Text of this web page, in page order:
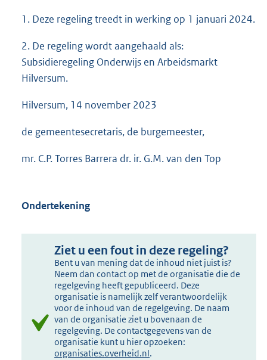
1. Deze regeling treedt in werking op 1 januari 2024.
2. De regeling wordt aangehaald als:
Subsidieregeling Onderwijs en Arbeidsmarkt
Hilversum.
Hilversum, 14 november 2023
de gemeentesecretaris, de burgemeester,
mr. C.P. Torres Barrera dr. ir. G.M. van den Top
Ondertekening
Ziet u een fout in deze regeling?
Bent u van mening dat de inhoud niet juist is?
Neem dan contact op met de organisatie die de
regelgeving heeft gepubliceerd. Deze
organisatie is namelijk zelf verantwoordelijk
voor de inhoud van de regelgeving. De naam
van de organisatie ziet u bovenaan de
regelgeving. De contactgegevens van de
organisatie kunt u hier opzoeken:
organisaties.overheid.nl.